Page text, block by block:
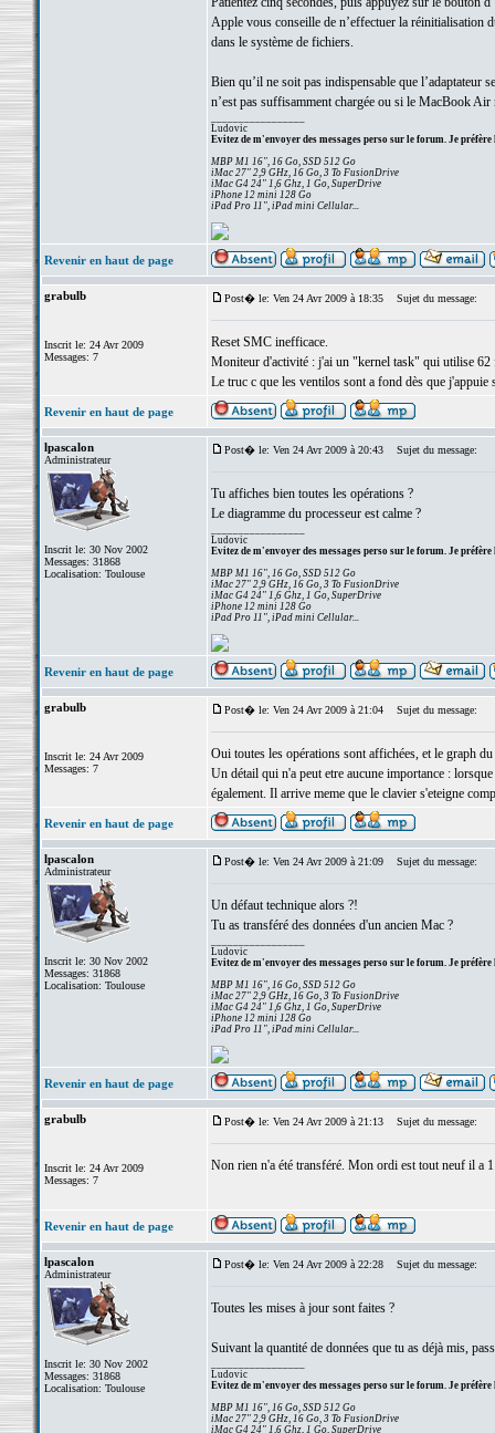
Apple vous conseille de n’effectuer la réinitialisation
dans le système de fichiers.
Bien qu’il ne soit pas indispensable que l’adaptateur
n’est pas suffisamment chargée ou si le MacBook Air
Ludovic
Evitez de m'envoyer des messages perso sur le forum. Je préfère
MBP M1 16", 16 Go, SSD 512 Go
iMac 27" 2,9 GHz, 16 Go, 3 To FusionDrive
iMac G4 24" 1,6 Ghz, 1 Go, SuperDrive
iPhone 12 mini 128 Go
iPad Pro 11", iPad mini Cellular...
Revenir en haut de page
grabulb
Inscrit le: 24 Avr 2009
Messages: 7
Post� le: Ven 24 Avr 2009 à 18:35 Sujet du message:
Reset SMC inefficace.
Moniteur d'activité : j'ai un "kernel task" qui utilise 62
Le truc c que les ventilos sont a fond dès que
Revenir en haut de page
lpascalon
Administrateur
Inscrit le: 30 Nov 2002
Messages: 31868
Localisation: Toulouse
Post� le: Ven 24 Avr 2009 à 20:43 Sujet du message:
Tu affiches bien toutes les opérations ?
Le diagramme du processeur est calme ?
Ludovic
Evitez de m'envoyer des messages perso sur le forum. Je préfère
MBP M1 16", 16 Go, SSD 512 Go
iMac 27" 2,9 GHz, 16 Go, 3 To FusionDrive
iMac G4 24" 1,6 Ghz, 1 Go, SuperDrive
iPhone 12 mini 128 Go
iPad Pro 11", iPad mini Cellular...
Revenir en haut de page
grabulb
Inscrit le: 24 Avr 2009
Messages: 7
Post� le: Ven 24 Avr 2009 à 21:04 Sujet du message:
Oui toutes les opérations sont affichées, et le graph
Un détail qui n'a peut etre aucune importance :
également. Il arrive meme que le clavier s'eteigne
Revenir en haut de page
lpascalon
Administrateur
Inscrit le: 30 Nov 2002
Messages: 31868
Localisation: Toulouse
Post� le: Ven 24 Avr 2009 à 21:09 Sujet du message:
Un défaut technique alors ?!
Tu as transféré des données d'un ancien Mac ?
Ludovic
Evitez de m'envoyer des messages perso sur le forum. Je préfère
MBP M1 16", 16 Go, SSD 512 Go
iMac 27" 2,9 GHz, 16 Go, 3 To FusionDrive
iMac G4 24" 1,6 Ghz, 1 Go, SuperDrive
iPhone 12 mini 128 Go
iPad Pro 11", iPad mini Cellular...
Revenir en haut de page
grabulb
Inscrit le: 24 Avr 2009
Messages: 7
Post� le: Ven 24 Avr 2009 à 21:13 Sujet du message:
Non rien n'a été transféré. Mon ordi est tout neuf il a
Revenir en haut de page
lpascalon
Administrateur
Inscrit le: 30 Nov 2002
Messages: 31868
Localisation: Toulouse
Post� le: Ven 24 Avr 2009 à 22:28 Sujet du message:
Toutes les mises à jour sont faites ?
Suivant la quantité de données que tu as déjà mis,
Ludovic
Evitez de m'envoyer des messages perso sur le forum. Je préfère
MBP M1 16", 16 Go, SSD 512 Go
iMac 27" 2,9 GHz, 16 Go, 3 To FusionDrive
iMac G4 24" 1,6 Ghz, 1 Go, SuperDrive